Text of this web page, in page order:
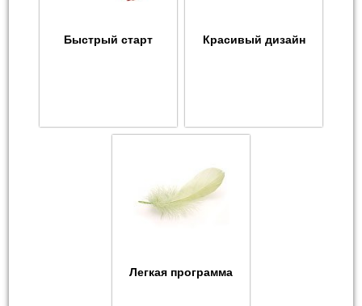
Быстрый старт Красивый дизайн
Легкая программа